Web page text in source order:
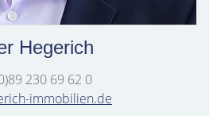
Hegerich
230 69 62 0
immobilien.de